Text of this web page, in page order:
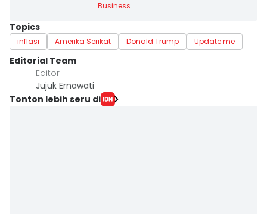
Business
Topics
inflasi Amerika Serikat Donald Trump Update me
Editorial Team
Editor
Jujuk Ernawati
Tonton lebih seru di